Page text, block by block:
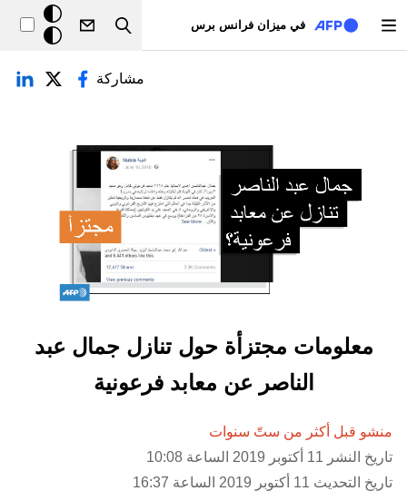
في ميزان فرانس برس
Search
خلفيّة
داكنة
التبويبات الأساسية
مشاركة
معلومات مجتزأة حول تنازل جمال عبد
الناصر عن معابد فرعونية
منشو قبل أكثر من ستّ سنوات
تاريخ النشر 11 أكتوبر 2019 الساعة 10:08
تاريخ التحديث 11 أكتوبر 2019 الساعة 16:37